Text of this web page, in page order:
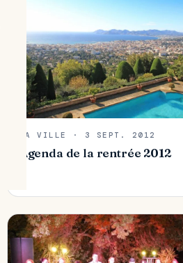
MA VILLE · 3 SEPT. 2012
Agenda de la rentrée 2012